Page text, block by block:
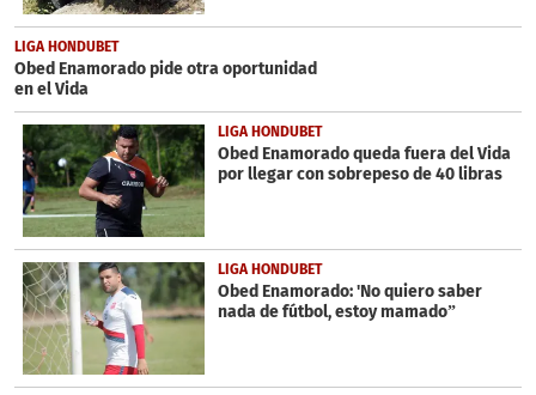
LIGA HONDUBET
Obed Enamorado pide otra oportunidad
en el Vida
LIGA HONDUBET
Obed Enamorado queda fuera del Vida
por llegar con sobrepeso de 40 libras
LIGA HONDUBET
Obed Enamorado: 'No quiero saber
nada de fútbol, estoy mamado”